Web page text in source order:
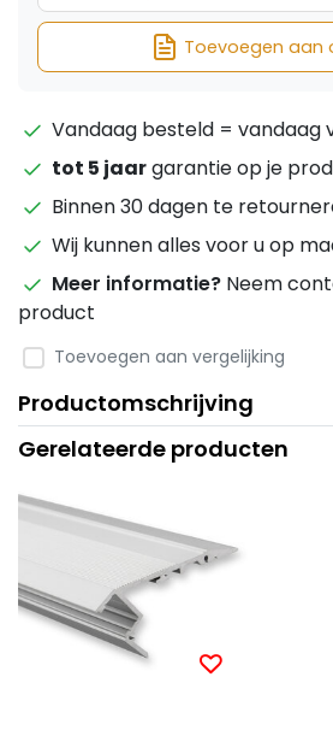
Toevoegen aan
Vandaag besteld = vandaag
tot 5 jaargarantie op je
Binnen 30 dagen te
Wij kunnen alles voor u op
Meer informatie? Neem
product
Toevoegen aan vergelijking
Productomschrijving
Gerelateerde producten